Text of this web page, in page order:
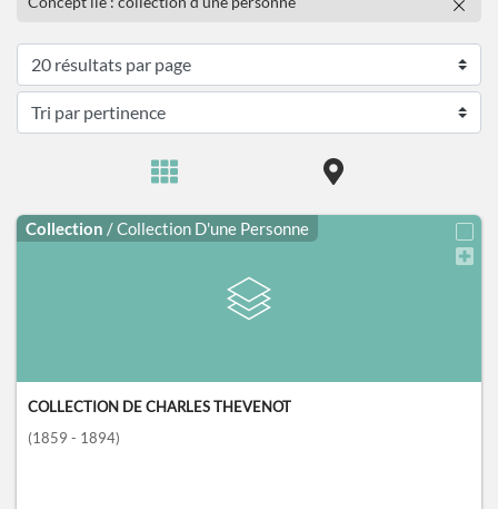
Collection / Collection D'une Personne
COLLECTION DE CHARLES THEVENOT
(1859 - 1894)